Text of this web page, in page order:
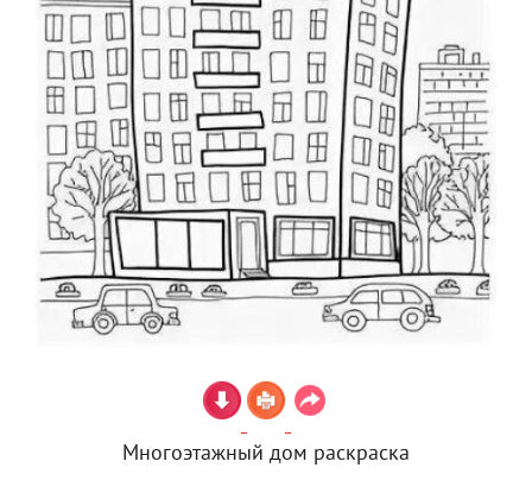
Многоэтажный дом раскраска